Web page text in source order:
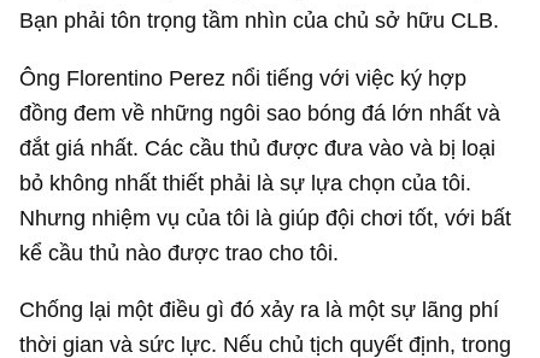
Bạn phải tôn trọng tầm nhìn của chủ sở hữu CLB.
Ông Florentino Perez nổi tiếng với việc ký hợp
đồng đem về những ngôi sao bóng đá lớn nhất và
đắt giá nhất. Các cầu thủ được đưa vào và bị loại
bỏ không nhất thiết phải là sự lựa chọn của tôi.
Nhưng nhiệm vụ của tôi là giúp đội chơi tốt, với bất
kể cầu thủ nào được trao cho tôi.
Chống lại một điều gì đó xảy ra là một sự lãng phí
thời gian và sức lực. Nếu chủ tịch quyết định, trong